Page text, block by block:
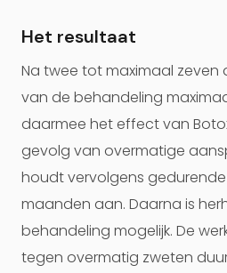
Het resultaat
Na twee tot maximaal
van de behandeling
daarmee het effect van
gevolg van overmatige
houdt vervolgens gedurende
maanden aan. Daarna is
behandeling mogelijk. De
tegen overmatig zweten